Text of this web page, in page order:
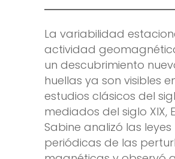
La variabilidad
actividad
un descubrimiento
huellas ya son visibles
estudios clásicos del
mediados del siglo XIX,
Sabine analizó las leyes
periódicas de las